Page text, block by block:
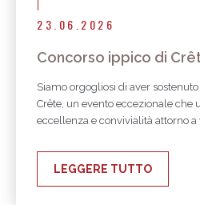
23.06.2026
Concorso ippico di
Siamo orgogliosi di aver
Crête, un evento eccezionale che
eccellenza e convivialità attorno a
LEGGERE TUTTO